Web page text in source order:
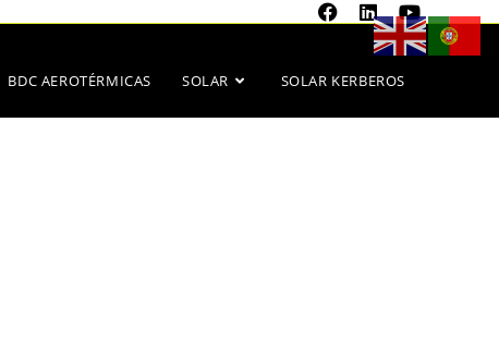
BDC AEROTÉRMICAS SOLAR SOLAR KERBEROS